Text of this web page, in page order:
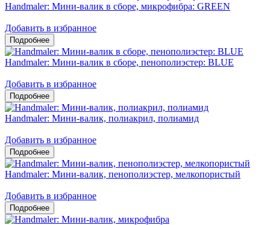
Handmaler: Мини-валик в сборе, микрофибра: GREEN
Добавить в избранное
Handmaler: Мини-валик в сборе, пенополиэстер: BLUE
Добавить в избранное
Handmaler: Мини-валик, полиакрил, полиамид
Добавить в избранное
Handmaler: Мини-валик, пенополиэстер, мелкопористый
Добавить в избранное